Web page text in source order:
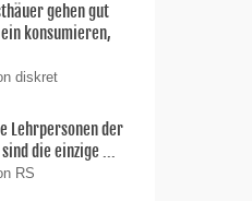
gehen gut
konsumieren,
diskret
Lehrpersonen der
die einzige ...
RS